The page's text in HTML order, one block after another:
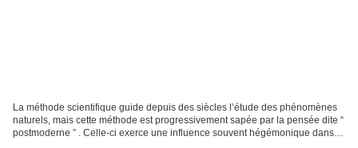
La méthode scientifique guide depuis des siècles l’étude des phénomènes
naturels, mais cette méthode est progressivement sapée par la pensée dite “
postmoderne ” . Celle-ci exerce une influence souvent hégémonique dans